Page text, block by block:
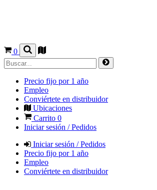
0
Precio fijo por 1 año
Empleo
Conviértete en distribuidor
Ubicaciones
Carrito 0
Iniciar sesión / Pedidos
Iniciar sesión / Pedidos
Precio fijo por 1 año
Empleo
Conviértete en distribuidor